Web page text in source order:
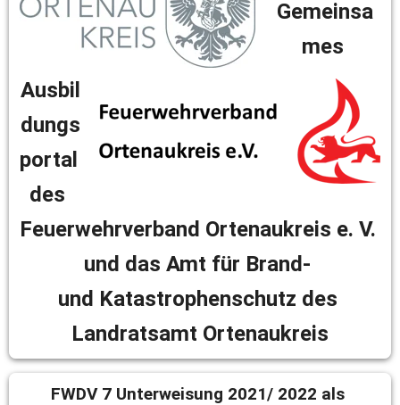
Gemeinsa
mes
Ausbil
dungs
portal
des
Feuerwehrverband Ortenaukreis e. V.
und das Amt für Brand-
und Katastrophenschutz des
Landratsamt Ortenaukreis
FWDV 7 Unterweisung 2021/ 2022 als